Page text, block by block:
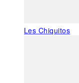
Les Chiquitos